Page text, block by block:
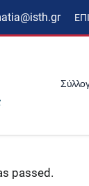
passed.